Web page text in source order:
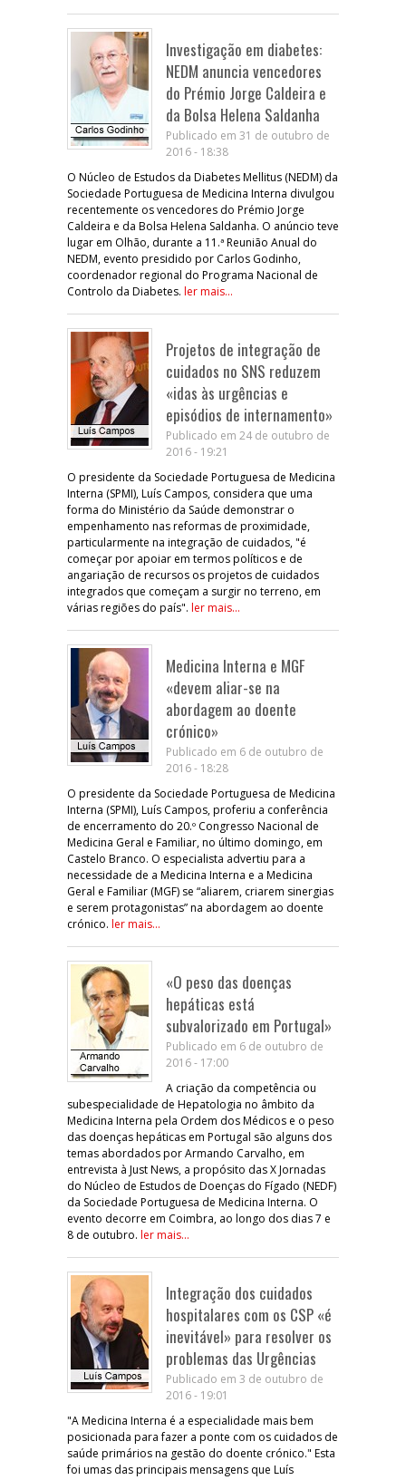
Investigação em diabetes:
NEDM anuncia vencedores
do Prémio Jorge Caldeira e
da Bolsa Helena Saldanha
Publicado em 31 de outubro de
2016 - 18:38
O Núcleo de Estudos da Diabetes Mellitus (NEDM) da
Sociedade Portuguesa de Medicina Interna divulgou
recentemente os vencedores do Prémio Jorge
Caldeira e da Bolsa Helena Saldanha. O anúncio teve
lugar em Olhão, durante a 11.ª Reunião Anual do
NEDM, evento presidido por Carlos Godinho,
coordenador regional do Programa Nacional de
Controlo da Diabetes. ler mais...
Projetos de integração de
cuidados no SNS reduzem
«idas às urgências e
episódios de internamento»
Publicado em 24 de outubro de
2016 - 19:21
O presidente da Sociedade Portuguesa de Medicina
Interna (SPMI), Luís Campos, considera que uma
forma do Ministério da Saúde demonstrar o
empenhamento nas reformas de proximidade,
particularmente na integração de cuidados, "é
começar por apoiar em termos políticos e de
angariação de recursos os projetos de cuidados
integrados que começam a surgir no terreno, em
várias regiões do país". ler mais...
Medicina Interna e MGF
«devem aliar-se na
abordagem ao doente
crónico»
Publicado em 6 de outubro de
2016 - 18:28
O presidente da Sociedade Portuguesa de Medicina
Interna (SPMI), Luís Campos, proferiu a conferência
de encerramento do 20.º Congresso Nacional de
Medicina Geral e Familiar, no último domingo, em
Castelo Branco. O especialista advertiu para a
necessidade de a Medicina Interna e a Medicina
Geral e Familiar (MGF) se “aliarem, criarem sinergias
e serem protagonistas” na abordagem ao doente
crónico. ler mais...
«O peso das doenças
hepáticas está
subvalorizado em Portugal»
Publicado em 6 de outubro de
2016 - 17:00
A criação da competência ou
subespecialidade de Hepatologia no âmbito da
Medicina Interna pela Ordem dos Médicos e o peso
das doenças hepáticas em Portugal são alguns dos
temas abordados por Armando Carvalho, em
entrevista à Just News, a propósito das X Jornadas
do Núcleo de Estudos de Doenças do Fígado (NEDF)
da Sociedade Portuguesa de Medicina Interna. O
evento decorre em Coimbra, ao longo dos dias 7 e
8 de outubro. ler mais...
Integração dos cuidados
hospitalares com os CSP «é
inevitável» para resolver os
problemas das Urgências
Publicado em 3 de outubro de
2016 - 19:01
"A Medicina Interna é a especialidade mais bem
posicionada para fazer a ponte com os cuidados de
saúde primários na gestão do doente crónico." Esta
foi umas das principais mensagens que Luís